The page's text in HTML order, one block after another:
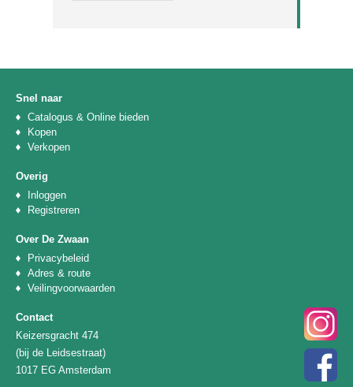
Snel naar
Catalogus & Online bieden
Kopen
Verkopen
Overig
Inloggen
Registreren
Over De Zwaan
Privacybeleid
Adres & route
Veilingvoorwaarden
Contact
Keizersgracht 474
(bij de Leidsestraat)
1017 EG Amsterdam